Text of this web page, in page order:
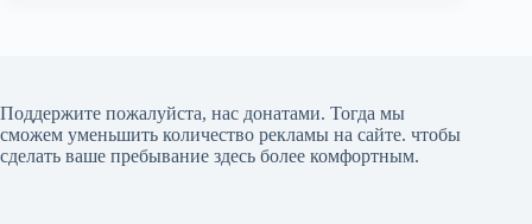
Поддержите пожалуйста, нас донатами. Тогда мы
сможем уменьшить количество рекламы на сайте. чтобы
сделать ваше пребывание здесь более комфортным.